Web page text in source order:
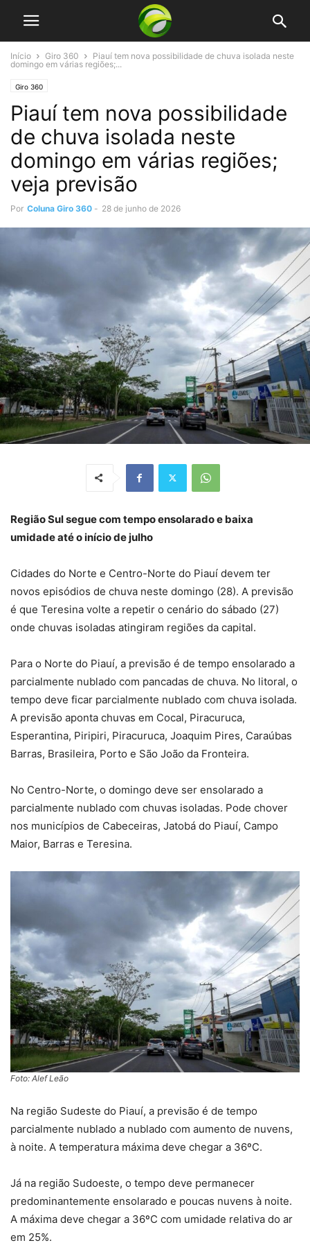
Início Giro 360
Piauí tem nova possibilidade de chuva isolada neste
domingo em várias regiões;...
Giro 360
Piauí tem nova possibilidade
de chuva isolada neste
domingo em várias regiões;
veja previsão
Por Coluna Giro 360 - 28 de junho de 2026
Região Sul segue com tempo ensolarado e baixa
umidade até o início de julho
Cidades do Norte e Centro-Norte do Piauí devem ter
novos episódios de chuva neste domingo (28). A previsão
é que Teresina volte a repetir o cenário do sábado (27)
onde chuvas isoladas atingiram regiões da capital.
Para o Norte do Piauí, a previsão é de tempo ensolarado a
parcialmente nublado com pancadas de chuva. No litoral, o
tempo deve ficar parcialmente nublado com chuva isolada.
A previsão aponta chuvas em Cocal, Piracuruca,
Esperantina, Piripiri, Piracuruca, Joaquim Pires, Caraúbas
Barras, Brasileira, Porto e São João da Fronteira.
No Centro-Norte, o domingo deve ser ensolarado a
parcialmente nublado com chuvas isoladas. Pode chover
nos municípios de Cabeceiras, Jatobá do Piauí, Campo
Maior, Barras e Teresina.
Foto: Alef Leão
Na região Sudeste do Piauí, a previsão é de tempo
parcialmente nublado a nublado com aumento de nuvens,
à noite. A temperatura máxima deve chegar a 36ºC.
Já na região Sudoeste, o tempo deve permanecer
predominantemente ensolarado e poucas nuvens à noite.
A máxima deve chegar a 36ºC com umidade relativa do ar
em 25%.